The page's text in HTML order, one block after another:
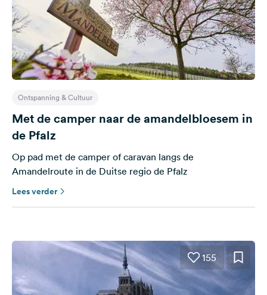
Ontspanning & Cultuur
Met de camper naar de amandelbloesem in
de Pfalz
Op pad met de camper of caravan langs de
Amandelroute in de Duitse regio de Pfalz
Lees verder
155